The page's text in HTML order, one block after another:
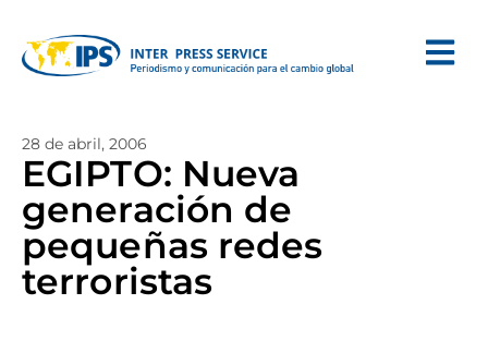
28 de abril, 2006
EGIPTO: Nueva
generación de
pequeñas redes
terroristas